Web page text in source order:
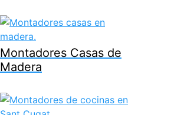
Montadores Casas de
Madera